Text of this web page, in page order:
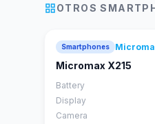
grid_viewOTROS
Smartphones
Micromax X215
Battery
Display
Camera